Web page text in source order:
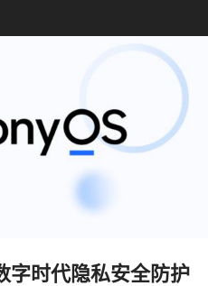
字时代隐私安全防护